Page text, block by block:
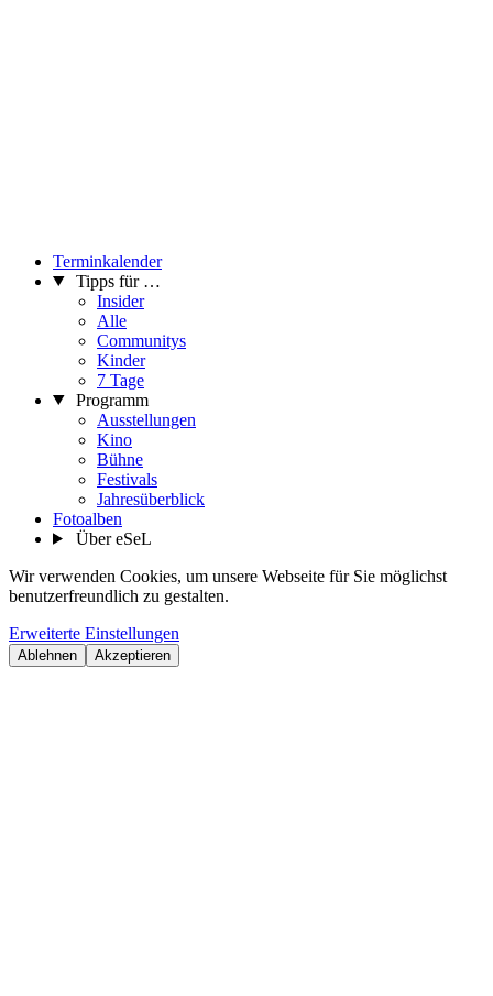
Terminkalender
Tipps für …
Insider
Alle
Communitys
Kinder
7 Tage
Programm
Ausstellungen
Kino
Bühne
Festivals
Jahresüberblick
Fotoalben
Über eSeL
Wir verwenden Cookies, um unsere Webseite für Sie möglichst
benutzerfreundlich zu gestalten.
Erweiterte Einstellungen
Ablehnen Akzeptieren